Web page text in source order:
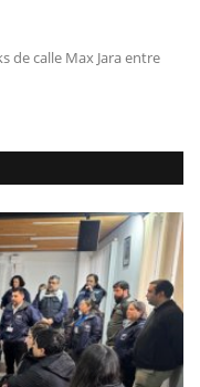
de calle Max Jara entre